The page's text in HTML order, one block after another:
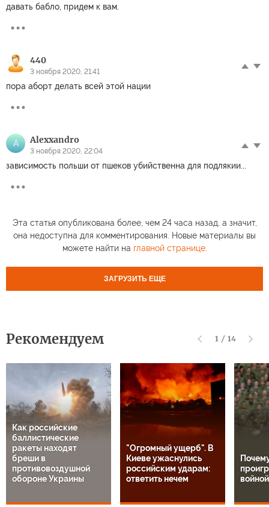
давать бабло, придем к вам.
440
3 ноября 2020, 21:41
пора аборт делать всей этой нации
A Alexxandro
3 ноября 2020, 22:04
зависимость польши от пшеков убийственна для подлякии...
Эта статья опубликована более, чем 24 часа назад, а значит,
она недоступна для комментирования. Новые материалы вы
можете найти на главной странице.
ЗАГРУЗИТЬ ЕЩЕ
Рекомендуем 1 / 14
Как российские
баллистические
ракеты находят
бреши в
противовоздушной
обороне Украины
"Огромный ущерб". В
Киеве ужаснулись
российским ударам:
ответить нечем